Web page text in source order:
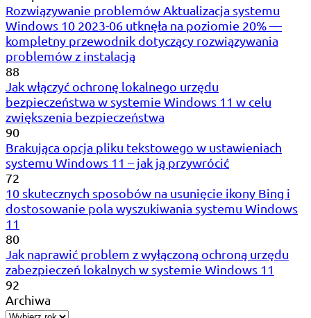
Rozwiązywanie problemów Aktualizacja systemu
Windows 10 2023-06 utknęła na poziomie 20% —
kompletny przewodnik dotyczący rozwiązywania
problemów z instalacją
88
Jak włączyć ochronę lokalnego urzędu
bezpieczeństwa w systemie Windows 11 w celu
zwiększenia bezpieczeństwa
90
Brakująca opcja pliku tekstowego w ustawieniach
systemu Windows 11 – jak ją przywrócić
72
10 skutecznych sposobów na usunięcie ikony Bing i
dostosowanie pola wyszukiwania systemu Windows
11
80
Jak naprawić problem z wyłączoną ochroną urzędu
zabezpieczeń lokalnych w systemie Windows 11
92
Archiwa